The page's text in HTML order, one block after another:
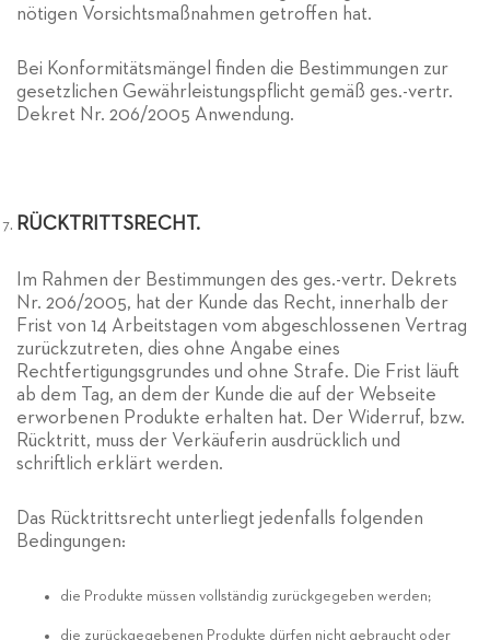
nötigen Vorsichtsmaßnahmen getroffen hat.
Bei Konformitätsmängel finden die Bestimmungen zur
gesetzlichen Gewährleistungspflicht gemäß ges.-vertr.
Dekret Nr. 206/2005 Anwendung.
RÜCKTRITTSRECHT.
Im Rahmen der Bestimmungen des ges.-vertr. Dekrets
Nr. 206/2005, hat der Kunde das Recht, innerhalb der
Frist von 14 Arbeitstagen vom abgeschlossenen Vertrag
zurückzutreten, dies ohne Angabe eines
Rechtfertigungsgrundes und ohne Strafe. Die Frist läuft
ab dem Tag, an dem der Kunde die auf der Webseite
erworbenen Produkte erhalten hat. Der Widerruf, bzw.
Rücktritt, muss der Verkäuferin ausdrücklich und
schriftlich erklärt werden.
Das Rücktrittsrecht unterliegt jedenfalls folgenden
Bedingungen:
die Produkte müssen vollständig zurückgegeben werden;
die zurückgegebenen Produkte dürfen nicht gebraucht oder